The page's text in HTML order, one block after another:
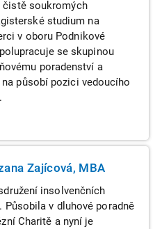
čistě soukromých
studium na
v oboru Podnikové
se skupinou
poradenství a
působí pozici vedoucího
Zajícová, MBA
insolvenčních
Působila v dluhové poradně
Charitě a nyní je